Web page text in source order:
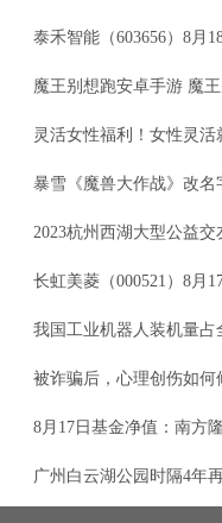
泰禾智能（603656）8月18
魔王别想跑安卓手游 魔
灵活女性福利！女性灵活就业者的
暴雪《魔兽大作战》改名
2023杭州西湖大型公益交友联谊主
长虹美菱（000521）8月17
我国工业机器人装机量占
被诈骗后，心理创伤如何
8月17日基金净值：南方隆元产
广州白云湖公园时隔4年